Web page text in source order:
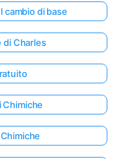
cambio di base
di Charles
Chimiche